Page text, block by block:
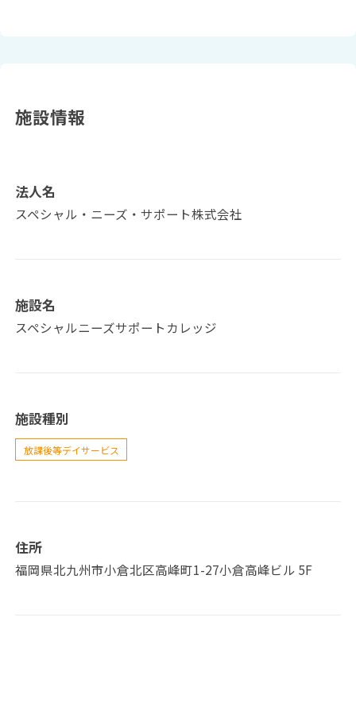
施設情報
法人名
スペシャル・ニーズ・サポート株式会社
施設名
スペシャルニーズサポートカレッジ
施設種別
放課後等デイサービス
住所
福岡県北九州市小倉北区高峰町1-27小倉高峰ビル 5F